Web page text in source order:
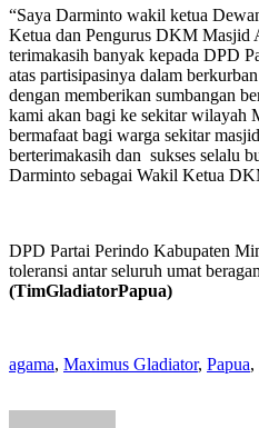
“Saya Darminto wakil ketua
Ketua dan Pengurus DKM Masjid
terimakasih banyak kepada DPD
atas partisipasinya dalam
dengan memberikan sumbangan
kami akan bagi ke sekitar wilayah
bermafaat bagi warga sekitar
berterimakasih dan sukses selalu
Darminto sebagai Wakil Ketua
DPD Partai Perindo Kabupaten
toleransi antar seluruh umat
(TimGladiatorPapua)
agama, Maximus Gladiator, Papua,